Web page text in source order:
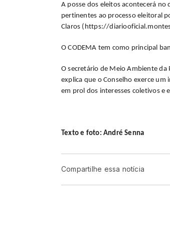
A posse dos eleitos acontecerá
pertinentes ao processo eleitoral
Claros (https://
O CODEMA tem como principal
O secretário de Meio Ambiente da
explica que o Conselho exerce
em prol dos interesses coletivos e
Texto e foto: André Senna
Compartilhe essa notícia